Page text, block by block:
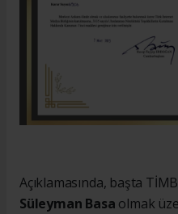
Açıklamasında, başta
Süleyman Basa olmak